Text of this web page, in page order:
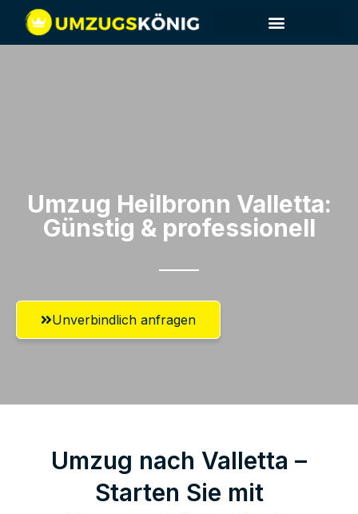
Umzug Heilbronn​ Valletta:
Günstig & professionell​
Unverbindlich anfragen
Umzug nach Valletta –
Starten Sie mit